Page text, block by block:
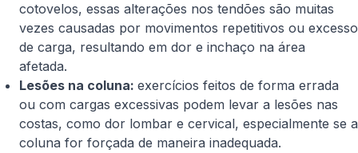
cotovelos, essas alterações nos tendões são muitas
vezes causadas por movimentos repetitivos ou excesso
de carga, resultando em dor e inchaço na área
afetada.
Lesões na coluna: exercícios feitos de forma errada
ou com cargas excessivas podem levar a lesões nas
costas, como dor lombar e cervical, especialmente se a
coluna for forçada de maneira inadequada.